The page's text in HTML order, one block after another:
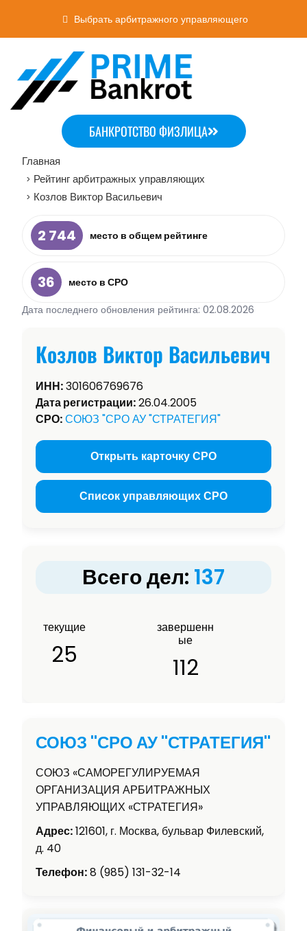
Выбрать арбитражного управляющего
БАНКРОТСТВО ФИЗЛИЦА
Главная
> Рейтинг арбитражных управляющих
> Козлов Виктор Васильевич
2 744 место в общем рейтинге
36
место в СРО
Дата последнего обновления рейтинга: 02.08.2026
Козлов Виктор Васильевич
ИНН:301606769676
Дата регистрации:26.04.2005
СРО:СОЮЗ "СРО АУ "СТРАТЕГИЯ"
Открыть карточку СРО
Список управляющих СРО
Всего дел: 137
текущие
25
завершенн
ые
112
СОЮЗ "СРО АУ "СТРАТЕГИЯ"
СОЮЗ «САМОРЕГУЛИРУЕМАЯ
ОРГАНИЗАЦИЯ АРБИТРАЖНЫХ
УПРАВЛЯЮЩИХ «СТРАТЕГИЯ»
Адрес:121601, г. Москва, бульвар Филевский,
д. 40
Телефон:8 (985) 131-32-14